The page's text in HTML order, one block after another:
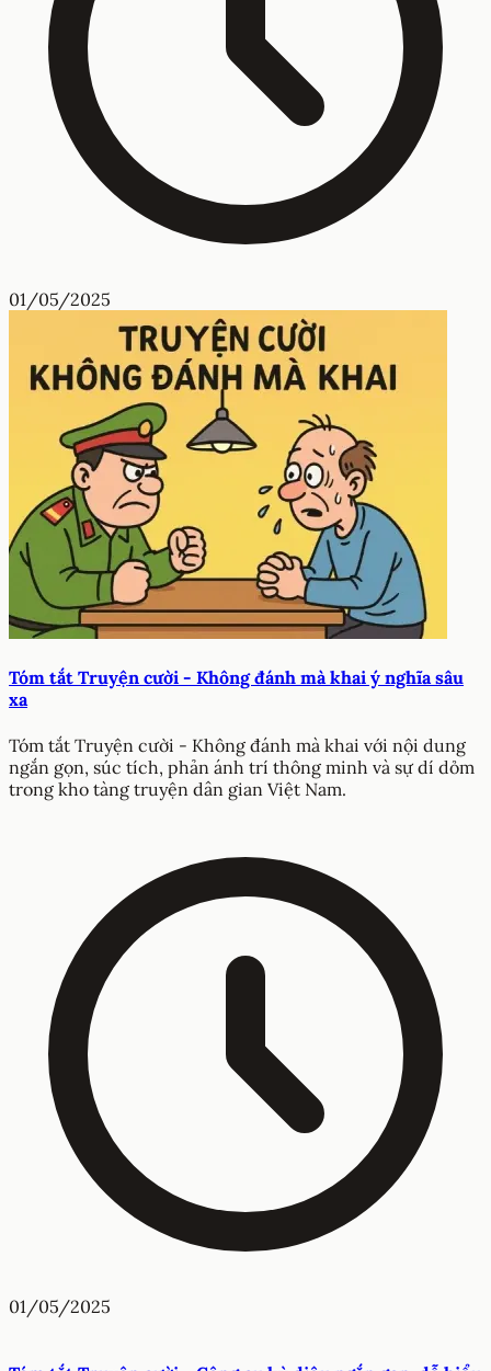
01/05/2025
Tóm tắt Truyện cười - Không đánh mà khai ý nghĩa sâu
xa
Tóm tắt Truyện cười - Không đánh mà khai với nội dung
ngắn gọn, súc tích, phản ánh trí thông minh và sự dí dỏm
trong kho tàng truyện dân gian Việt Nam.
01/05/2025